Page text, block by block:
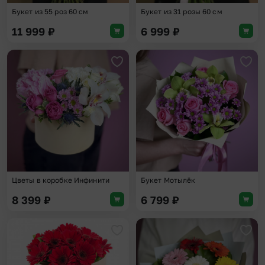
Букет из 55 роз 60 см
11 999 ₽
Букет из 31 розы 60 см
6 999 ₽
Добавить в избранное
Цветы в коробке Инфинити
8 399 ₽
Букет Мотылёк
6 799 ₽
Добавить в избранное